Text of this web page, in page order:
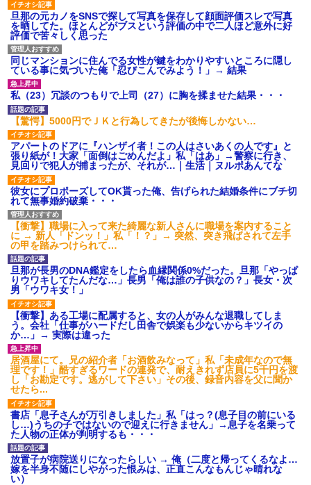
イーロン・マスク「中国のロ
ボットはデタラメで遠隔操作し
てるだけ」
女芸人の吉住さん（36）メイ
クしたら普通に美人の部類だっ
たと判明ｗｗｗｗｗｗｗｗｗ
お姫様だっこを夢見る肥満な
私、プールである子供達に「肥
満！」「肥満だ！」と騒がれ
た。それは慣れてるので別にい
いが……その後→
【衝撃】 ワイ、保険金2億円と
遺産6000万円を相続したら「こ
う」なった・・・
スーパーで小エビの天ぷら
（１２尾入り４８０円）を買っ
た。レジ係の人「５７６０円で
す」私「えっ！？間違いじゃな
いですか？」レジ「いや、４８...
ハードオフに売っていた4万
4000円のフィギュアがヤバすぎ
るｗｗｗｗｗｗ「こんな高い
の？ｗｗ」「逆に超安い」
私「ちょっと、人の家の金庫
触らないでよ！」キチママ『そ
こに金庫があったから、開けて
みようとしただけ☆』義兄「泥
は出てけ！二度と来るな！」結
果・・・
私「初めて飲む味だけどなん
のお茶？」彼「ちっ！」私「」
【GIF】JSのカンチョーワロ
タ
後続車にクラクションを鳴ら
され彼氏が逆切れ。「何クラク
ション鳴らしてんだ！降りてこ
いよ！」と怒鳴りだし...
【衝撃】報酬100万円超の治験
募集がこちらｗｗｗｗｗ(※画像
あり)
【ネット騒然】惨殺されたタ
ワマン頂き女子のこの動画、す
げえええええｗｗｗｗｗｗｗｗ
ｗｗｗ
果ｗｗｗｗ
今日から業務報告書の「庶
社会人1年目の時、下の階に住
んでる40代半ばくらいの独身女
性に狙われかけた
「お食い初めなんて俺になん
のメリットがあるの」「そんな
談で言ったのに本気に取られて
彼女と結婚の話をしていた時
に言われたことが衝撃だった
主な税金の成り立ちを調べて
旦那の元カノをSNSで探して写真を保存して顔面評価スレで写真
を晒してた。ほとんどがブスという評価の中で二人ほど意外に好
評価で苦々しく思った
同じマンションに住んでる女性が鍵をわかりやすいところに隠し
ている事に気づいた俺「忍びこんでみよう！」→ 結果
私（23）冗談のつもりで上司（27）に胸を揉ませた結果・・・
【驚愕】5000円でＪＫと行為してきたが後悔しかない…
アパートのドアに『ハンザイ者！この人はさいあくの人です』と
張り紙が！大家「面倒はごめんだよ」私「はあ」→警察に行き、
見回りで犯人が捕まったが、それが…｜生活｜ヌルポあんてな
彼女にプロポーズしてOK貰った俺、告げられた結婚条件にブチ切
れて無事婚約破棄・・・
【衝撃】職場に入って来た綺麗な新人さんに職場を案内すること
に → 新人「ドンッ！」私「！？」→ 突然、突き飛ばされて左手
の甲を踏みつけられて…
旦那が長男のDNA鑑定をしたら血縁関係0%だった。旦那「やっぱ
りウワキしてたんだな…」長男「俺は誰の子供なの？」長女・次
男「ウワキ女！」
【衝撃】ある工場に配属すると、女の人がみんな退職してしま
う。会社「仕事がハードだし田舎で娯楽も少ないからキツイの
か…」→ 実際は違った
居酒屋にて。兄の紹介者「お酒飲みなって」私「未成年なので無
理です！」酷すぎるワードの連発で、耐えきれず店員に5千円を渡
し「お勘定です。逃がして下さい」その後、録音内容を父に聞か
せたら...
書店「息子さんが万引きしました」私「はっ？(息子目の前にいる
し…)うちの子ではないので迎えに行きません」→息子を名乗って
た人物の正体が判明するも・・・
放置子が病院送りになったらしい → 俺（二度と帰ってくるなよ…
嫁を半身不随にしやがった恨みは、正直こんなもんじゃ晴れな
い）